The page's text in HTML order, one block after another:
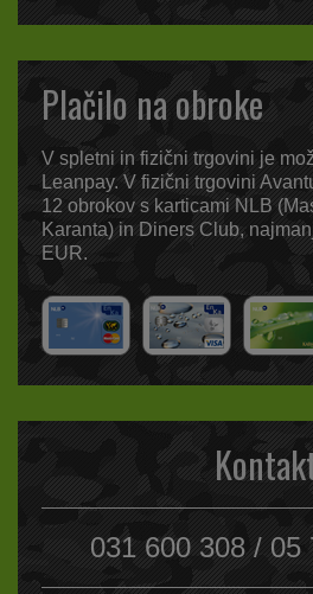
Plačilo na obroke
V spletni in fizični trgovini je
Leanpay. V fizični trgovini
12 obrokov s karticami NLB
Karanta) in Diners Club,
EUR.
031 600 308 / 05